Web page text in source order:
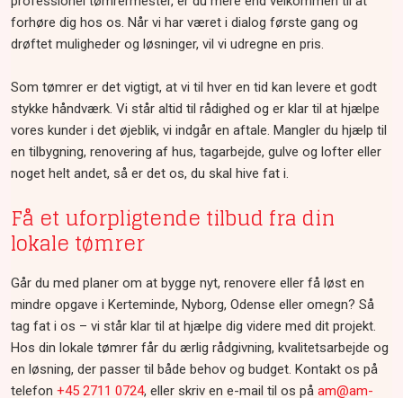
forhøre dig hos os. Når vi har været i dialog første gang og
drøftet muligheder og løsninger, vil vi udregne en pris.
​Som tømrer er det vigtigt, at vi til hver en tid kan levere et godt
stykke håndværk. Vi står altid til rådighed og er klar til at hjælpe
vores kunder i det øjeblik, vi indgår en aftale. Mangler du hjælp til
en tilbygning, renovering af hus, tagarbejde, gulve og lofter eller
noget helt andet, så er det os, du skal hive fat i.
Få et uforpligtende tilbud fra din
lokale tømrer
Går du med planer om at bygge nyt, renovere eller få løst en
mindre opgave i Kerteminde, Nyborg, Odense eller omegn? Så
tag fat i os – vi står klar til at hjælpe dig videre med dit projekt.
Hos din lokale tømrer får du ærlig rådgivning, kvalitetsarbejde og
en løsning, der passer til både behov og budget. Kontakt os på
telefon +45 2711 0724, eller skriv en e-mail til os på am@am-